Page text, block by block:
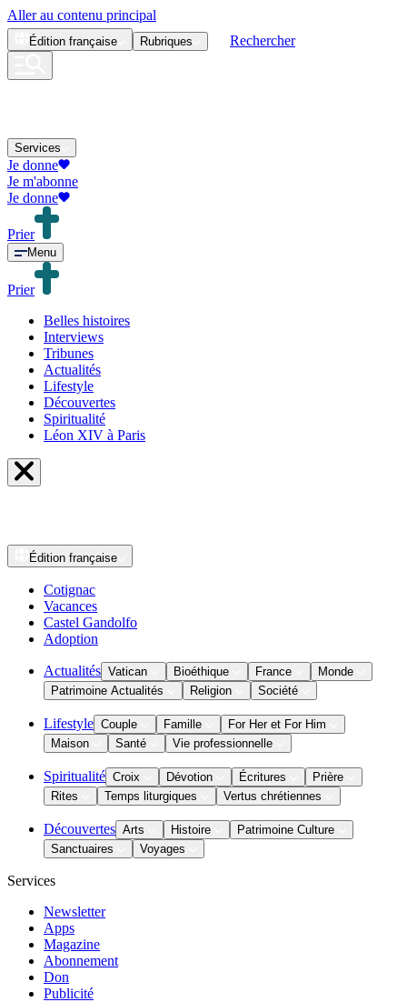
Aller au contenu principal
Édition française Rubriques Rechercher
Services
Je donne
Je m'abonne
Je donne
Prier
Menu
Prier
Belles histoires
Interviews
Tribunes
Actualités
Lifestyle
Découvertes
Spiritualité
Léon XIV à Paris
Édition française
Cotignac
Vacances
Castel Gandolfo
Adoption
Actualités Vatican Bioéthique France
Monde
Patrimoine Actualités
Religion Société
Lifestyle Couple Famille
For Her et For Him
Maison
Santé Vie professionnelle
Spiritualité Croix Dévotion Écritures
Prière
Rites
Temps liturgiques Vertus chrétiennes
Découvertes Arts Histoire
Patrimoine Culture
Sanctuaires
Voyages
Services
Newsletter
Apps
Magazine
Abonnement
Don
Publicité